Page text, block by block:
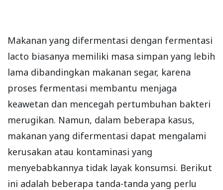
Makanan yang difermentasi dengan fermentasi
lacto biasanya memiliki masa simpan yang lebih
lama dibandingkan makanan segar, karena
proses fermentasi membantu menjaga
keawetan dan mencegah pertumbuhan bakteri
merugikan. Namun, dalam beberapa kasus,
makanan yang difermentasi dapat mengalami
kerusakan atau kontaminasi yang
menyebabkannya tidak layak konsumsi. Berikut
ini adalah beberapa tanda-tanda yang perlu